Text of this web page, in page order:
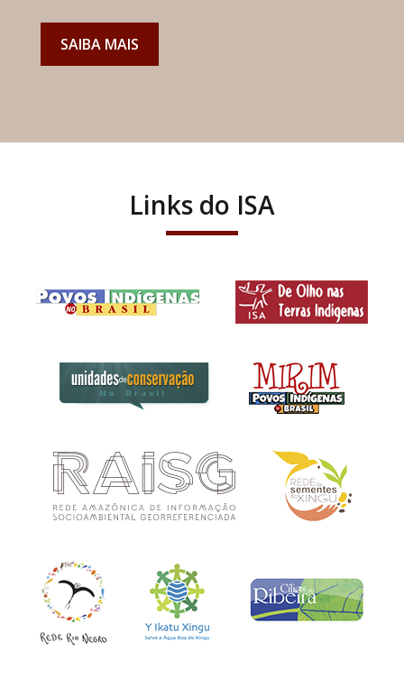
SAIBA MAIS
Links do ISA